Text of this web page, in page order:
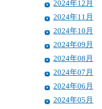
2024年12月
2024年11月
2024年10月
2024年09月
2024年08月
2024年07月
2024年06月
2024年05月